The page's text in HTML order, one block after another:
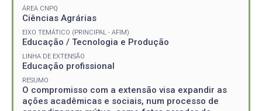
ÁREA CNPQ
Ciências Agrárias
EIXO TEMÁTICO (PRINCIPAL - AFIM)
Educação / Tecnologia e Produção
LINHA DE EXTENSÃO
Educação profissional
RESUMO
O compromisso com a extensão visa expandir as
ações acadêmicas e sociais, num processo de